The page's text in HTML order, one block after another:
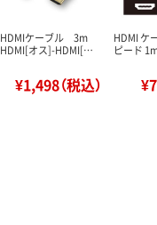
HDMIケーブル 3m
HDMI[オス]-HDMI[…
¥1,498（税込）
HDMI ケ
ピード